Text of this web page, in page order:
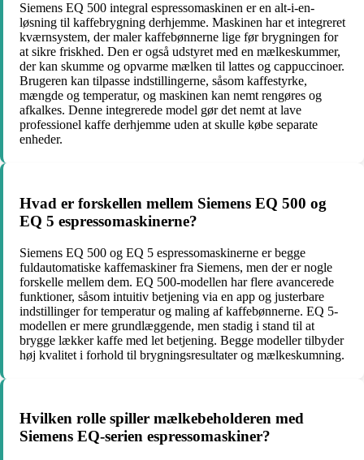
Siemens EQ 500 integral espressomaskinen er en alt-i-en-
løsning til kaffebrygning derhjemme. Maskinen har et integreret
kværnsystem, der maler kaffebønnerne lige før brygningen for
at sikre friskhed. Den er også udstyret med en mælkeskummer,
der kan skumme og opvarme mælken til lattes og cappuccinoer.
Brugeren kan tilpasse indstillingerne, såsom kaffestyrke,
mængde og temperatur, og maskinen kan nemt rengøres og
afkalkes. Denne integrerede model gør det nemt at lave
professionel kaffe derhjemme uden at skulle købe separate
enheder.
Hvad er forskellen mellem Siemens EQ 500 og
EQ 5 espressomaskinerne?
Siemens EQ 500 og EQ 5 espressomaskinerne er begge
fuldautomatiske kaffemaskiner fra Siemens, men der er nogle
forskelle mellem dem. EQ 500-modellen har flere avancerede
funktioner, såsom intuitiv betjening via en app og justerbare
indstillinger for temperatur og maling af kaffebønnerne. EQ 5-
modellen er mere grundlæggende, men stadig i stand til at
brygge lækker kaffe med let betjening. Begge modeller tilbyder
høj kvalitet i forhold til brygningsresultater og mælkeskumning.
Hvilken rolle spiller mælkebeholderen med
Siemens EQ-serien espressomaskiner?